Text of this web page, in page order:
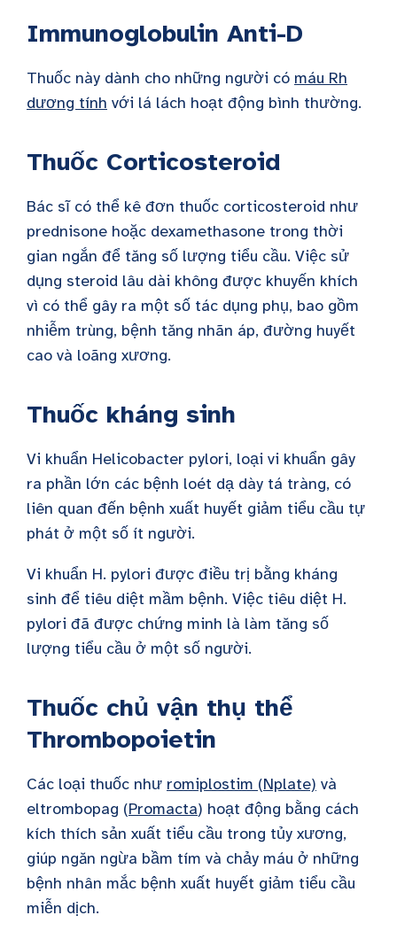
Immunoglobulin Anti-D
Thuốc này dành cho những người có máu Rh
dương tính với lá lách hoạt động bình thường.
Thuốc Corticosteroid
Bác sĩ có thể kê đơn thuốc corticosteroid như
prednisone hoặc dexamethasone trong thời
gian ngắn để tăng số lượng tiểu cầu. Việc sử
dụng steroid lâu dài không được khuyến khích
vì có thể gây ra một số tác dụng phụ, bao gồm
nhiễm trùng, bệnh tăng nhãn áp, đường huyết
cao và loãng xương.
Thuốc kháng sinh
Vi khuẩn Helicobacter pylori, loại vi khuẩn gây
ra phần lớn các bệnh loét dạ dày tá tràng, có
liên quan đến bệnh xuất huyết giảm tiểu cầu tự
phát ở một số ít người.
Vi khuẩn H. pylori được điều trị bằng kháng
sinh để tiêu diệt mầm bệnh. Việc tiêu diệt H.
pylori đã được chứng minh là làm tăng số
lượng tiểu cầu ở một số người.
Thuốc chủ vận thụ thể
Thrombopoietin
Các loại thuốc như romiplostim (Nplate) và
eltrombopag (Promacta) hoạt động bằng cách
kích thích sản xuất tiểu cầu trong tủy xương,
giúp ngăn ngừa bầm tím và chảy máu ở những
bệnh nhân mắc bệnh xuất huyết giảm tiểu cầu
miễn dịch.